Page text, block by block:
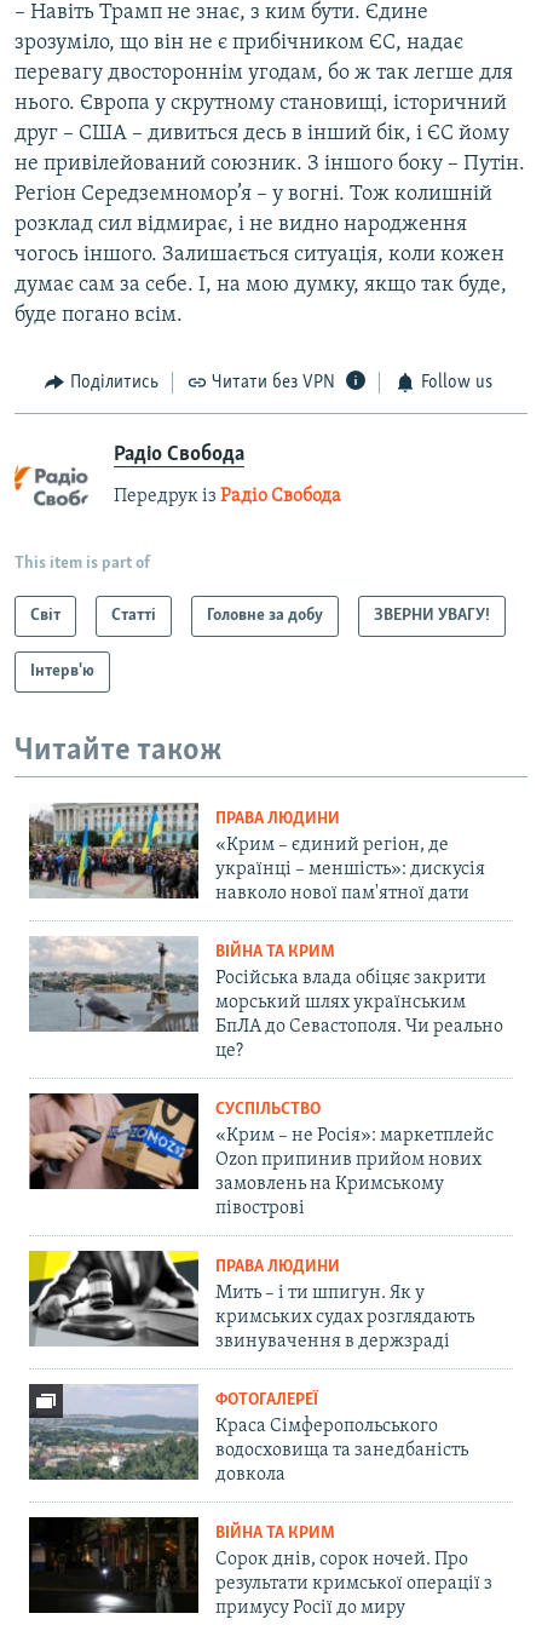
– Навіть Трамп не знає, з ким бути. Єдине
зрозуміло, що він не є прибічником ЄС, надає
перевагу двостороннім угодам, бо ж так легше для
нього. Європа у скрутному становищі, історичний
друг – США – дивиться десь в інший бік, і ЄС йому
не привілейований союзник. З іншого боку – Путін.
Регіон Середземномор’я – у вогні. Тож колишній
розклад сил відмирає, і не видно народження
чогось іншого. Залишається ситуація, коли кожен
думає сам за себе. І, на мою думку, якщо так буде,
буде погано всім.
Поділитись Читати без VPN Follow us
Радіо Свобода
Передрук із Радіо Свобода
This item is part of
Світ Статті Головне за добу ЗВЕРНИ УВАГУ!
Інтерв'ю
Читайте також
ПРАВА ЛЮДИНИ
«Крим – єдиний регіон, де
українці – меншість»: дискусія
навколо нової пам'ятної дати
ВІЙНА ТА КРИМ
Російська влада обіцяє закрити
морський шлях українським
БпЛА до Севастополя. Чи реально
це?
СУСПІЛЬСТВО
«Крим – не Росія»: маркетплейс
Ozon припинив прийом нових
замовлень на Кримському
півострові
ПРАВА ЛЮДИНИ
Мить – і ти шпигун. Як у
кримських судах розглядають
звинувачення в держзраді
ФОТОГАЛЕРЕЇ
Краса Сімферопольського
водосховища та занедбаність
довкола
ВІЙНА ТА КРИМ
Сорок днів, сорок ночей. Про
результати кримської операції з
примусу Росії до миру